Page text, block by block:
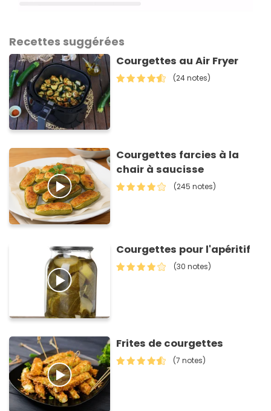
Recettes suggérées
Courgettes au Air Fryer
(24 notes)
Courgettes farcies à la
chair à saucisse
(245 notes)
Courgettes pour l'apéritif
(30 notes)
Frites de courgettes
(7 notes)